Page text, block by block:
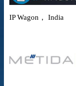
IP Wagon， India